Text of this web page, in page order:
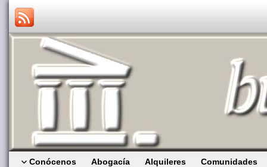
Conócenos Abogacía Alquileres Comunidades